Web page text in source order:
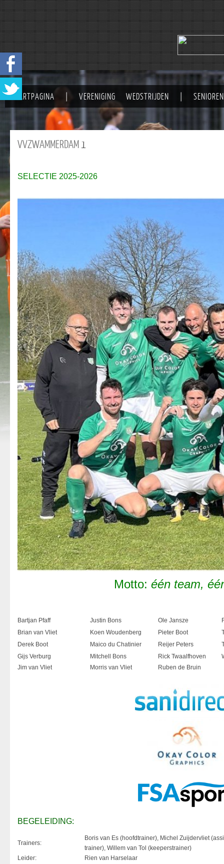
STARTPAGINA VERENIGING WEDSTRIJDEN SENIOREN
VVZWAMMERDAM1
SELECTIE 2025-2026
Motto: één team,
Bartjan Pfaff Justin Bons Ole Jansze
Brian van Vliet
Koen Woudenberg Pieter Boot
Derek Boot
Maico du Chatinier Reijer Peters
Gijs Verburg
Mitchell Bons Rick Twaalfhoven
Jim van Vliet
Morris van Vliet Ruben de Bruin
BEGELEIDING:
Trainers:
Boris van Es (hoofdtrainer), Michel Zuijdervliet
trainer), Willem van Tol (keeperstrainer)
Leider:
Rien van Harselaar